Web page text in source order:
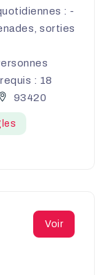
: -
sorties
: 18
93420
Voir